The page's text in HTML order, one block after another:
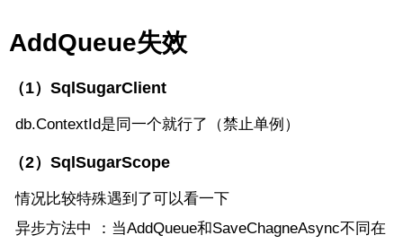
AddQueue失效
（1）SqlSugarClient
db.ContextId是同一个就行了（禁止单例）
（2）SqlSugarScope
情况比较特殊遇到了可以看一下
异步方法中 ：当AddQueue和SaveChagneAsync不同在